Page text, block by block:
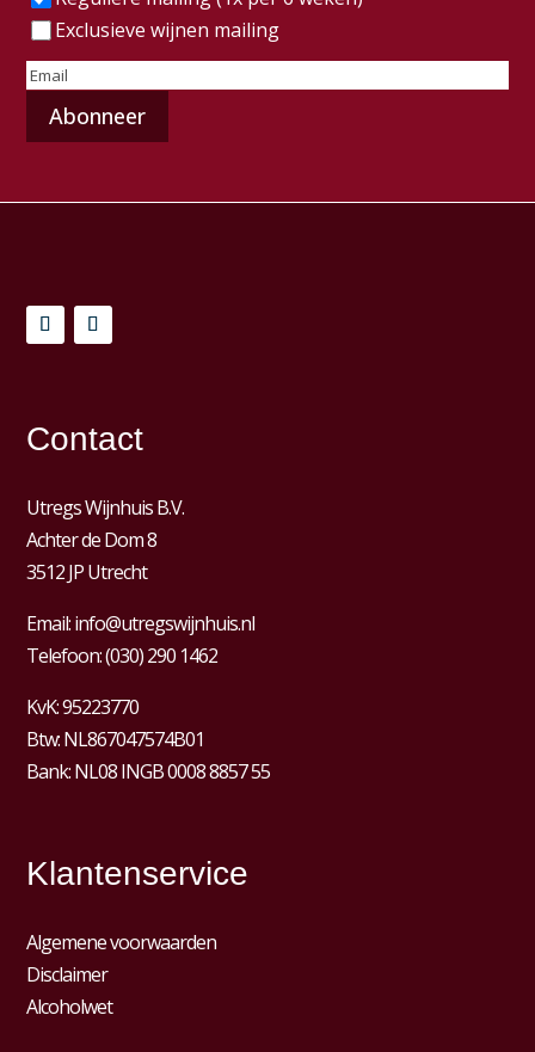
Exclusieve wijnen mailing
E-
mailadres
Contact
Utregs Wijnhuis B.V.
Achter de Dom 8
3512 JP Utrecht
Email:info@utregswijnhuis.nl
Telefoon:(030) 290 1462
KvK:95223770
Btw:NL867047574B01
Bank: NL08 INGB 0008 8857 55
Klantenservice
Algemene voorwaarden
Disclaimer
Alcoholwet